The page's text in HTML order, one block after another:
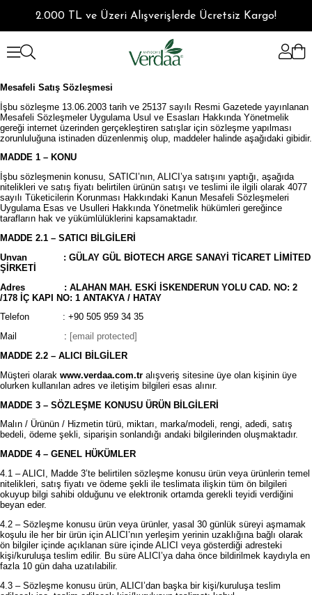
2.000 TL ve Üzeri Alışverişlerde Ücretsiz Kargo!
Mesafeli Satış Sözleşmesi
İşbu sözleşme 13.06.2003 tarih ve 25137 sayılı Resmi Gazetede yayınlanan
Mesafeli Sözleşmeler Uygulama Usul ve Esasları Hakkında Yönetmelik
gereği internet üzerinden gerçekleştiren satışlar için sözleşme yapılması
zorunluluğuna istinaden düzenlenmiş olup, maddeler halinde aşağıdaki gibidir.
MADDE 1 – KONU
İşbu sözleşmenin konusu, SATICI’nın, ALICI’ya satışını yaptığı, aşağıda
nitelikleri ve satış fiyatı belirtilen ürünün satışı ve teslimi ile ilgili olarak 4077
sayılı Tüketicilerin Korunması Hakkındaki Kanun Mesafeli Sözleşmeleri
Uygulama Esas ve Usulleri Hakkında Yönetmelik hükümleri gereğince
tarafların hak ve yükümlülüklerini kapsamaktadır.
MADDE 2.1 – SATICI BİLGİLERİ
Unvan : GÜLAY GÜL BİOTECH ARGE SANAYİ TİCARET LİMİTED
ŞİRKETİ
Adres : ALAHAN MAH. ESKİ İSKENDERUN YOLU CAD. NO: 2
/178 İÇ KAPI NO: 1 ANTAKYA / HATAY
Telefon : +90 505 959 34 35
Mail : [email protected]
MADDE 2.2 – ALICI BİLGİLER
Müşteri olarak www.verdaa.com.tr alışveriş sitesine üye olan kişinin üye
olurken kullanılan adres ve iletişim bilgileri esas alınır.
MADDE 3 – SÖZLEŞME KONUSU ÜRÜN BİLGİLERİ
Malın / Ürünün / Hizmetin türü, miktarı, marka/modeli, rengi, adedi, satış
bedeli, ödeme şekli, siparişin sonlandığı andaki bilgilerinden oluşmaktadır.
MADDE 4 – GENEL HÜKÜMLER
4.1 – ALICI, Madde 3’te belirtilen sözleşme konusu ürün veya ürünlerin temel
nitelikleri, satış fiyatı ve ödeme şekli ile teslimata ilişkin tüm ön bilgileri
okuyup bilgi sahibi olduğunu ve elektronik ortamda gerekli teyidi verdiğini
beyan eder.
4.2 – Sözleşme konusu ürün veya ürünler, yasal 30 günlük süreyi aşmamak
koşulu ile her bir ürün için ALICI’nın yerleşim yerinin uzaklığına bağlı olarak
ön bilgiler içinde açıklanan süre içinde ALICI veya gösterdiği adresteki
kişi/kuruluşa teslim edilir. Bu süre ALICI’ya daha önce bildirilmek kaydıyla en
fazla 10 gün daha uzatılabilir.
4.3 – Sözleşme konusu ürün, ALICI’dan başka bir kişi/kuruluşa teslim